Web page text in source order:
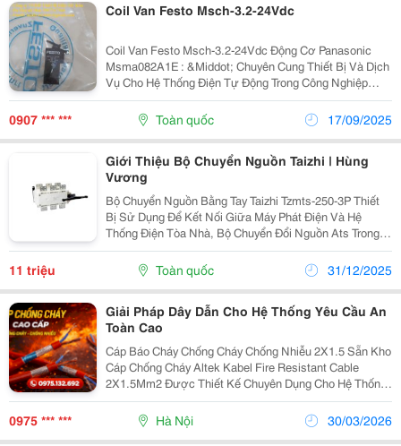
Coil Van Festo Msch-3.2-24Vdc
Coil Van Festo Msch-3.2-24Vdc Động Cơ Panasonic
Msma082A1E : &Middot; Chuyên Cung Thiết Bị Và Dịch
Vụ Cho Hệ Thống Điện Tự Động Trong Công Nghiệp
Cũng Như Điện Dân Dụng. &Middot; Chúng Tôi Tự Hào
Là Nhà . Công Ty Tnhh Thiết Bị Điện Mỹ Kim, ...
0907 *** *** Toàn quốc 17/09/2025
Giới Thiệu Bộ Chuyển Nguồn Taizhi | Hùng
Vương
Bộ Chuyển Nguồn Bằng Tay Taizhi Tzmts-250-3P Thiết
Bị Sử Dụng Để Kết Nối Giữa Máy Phát Điện Và Hệ
Thống Điện Tòa Nhà, Bộ Chuyển Đổi Nguồn Ats Trong
Trường Hợp Lưới Điện Chính Xảy Ra Sự Cố. Khi Đó,
Nguồn Tự Động Từ Lưới Điện Chính Sẽ Truyền Tải
Sang...
11 triệu Toàn quốc 31/12/2025
Giải Pháp Dây Dẫn Cho Hệ Thống Yêu Cầu An
Toàn Cao
Cáp Báo Cháy Chống Cháy Chống Nhiễu 2X1.5 Sẵn Kho
Cáp Chống Cháy Altek Kabel Fire Resistant Cable
2X1.5Mm2 Được Thiết Kế Chuyên Dụng Cho Hệ Thống
Điện, Đạt Chuẩn Quatest 1, Đảm Bảo An Toàn Khi Xảy
Ra Sự Cố Hỏa Hoạn *Thông Số Kỹ Thuật Tiết Diện:...
0975 *** *** Hà Nội 30/03/2026